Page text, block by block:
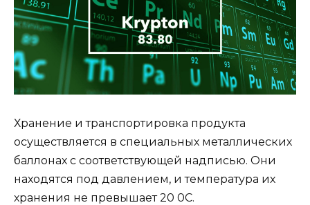
Хранение и транспортировка продукта
осуществляется в специальных металлических
баллонах с соответствующей надписью. Они
находятся под давлением, и температура их
хранения не превышает 20 0С.